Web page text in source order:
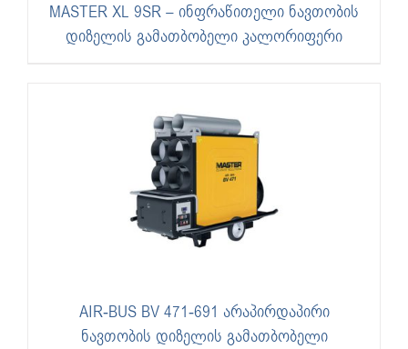
MASTER XL 9SR – ინფრაწითელი ნავთობის
დიზელის გამათბობელი კალორიფერი
AIR-BUS BV 471-691 არაპირდაპირი
ნავთობის დიზელის გამათბობელი